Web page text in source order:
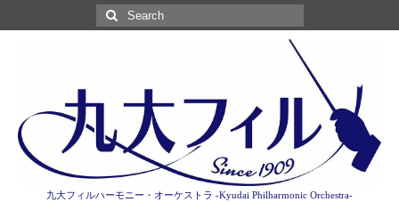
Search
for:
九大フィルハーモニー・オーケストラ -Kyudai Philharmonic Orchestra-